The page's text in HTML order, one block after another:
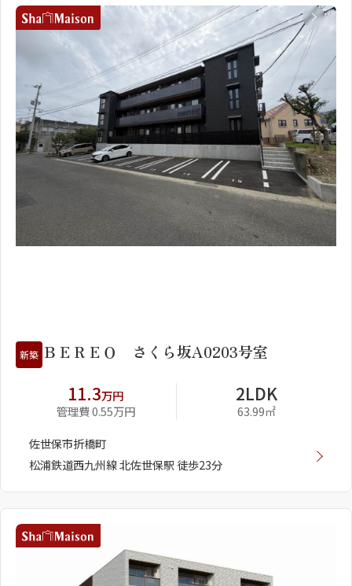
新築 ＢＥＲＥＯ さくら坂A0203号室
11.3万円
管理費 0.55万円
2LDK
63.99㎡
佐世保市折橋町
松浦鉄道西九州線 北佐世保駅 徒歩23分